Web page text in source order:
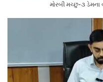
મોરબી મચ્છુ-૩ ડેમના